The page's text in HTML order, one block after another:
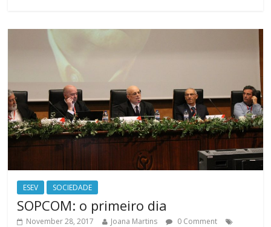
ESEV SOCIEDADE
SOPCOM: o primeiro dia
November 28, 2017 Joana Martins
0 Comment